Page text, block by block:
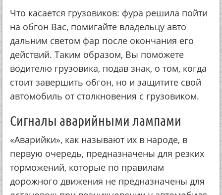
Что касается грузовиков: фура решила пойти
на обгон Вас, помигайте владельцу авто
дальним светом фар после окончания его
действий. Таким образом, Вы поможете
водителю грузовика, подав знак, о том, когда
стоит завершить обгон, но и защитите свой
автомобиль от столкновения с грузовиком.
Сигналы аварийными лампами
«Аварийки», как называют их в народе, в
первую очередь, предназначены для резких
торможений, которые по правилам
дорожного движения не предназначены для